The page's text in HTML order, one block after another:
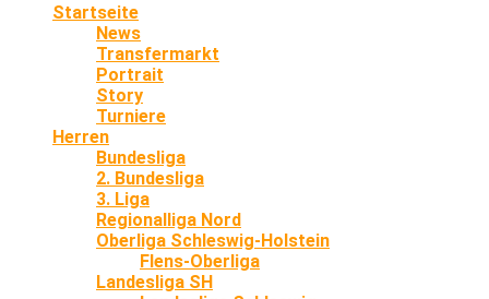
Startseite
News
Transfermarkt
Portrait
Story
Turniere
Herren
Bundesliga
2. Bundesliga
3. Liga
Regionalliga Nord
Oberliga Schleswig-Holstein
Flens-Oberliga
Landesliga SH